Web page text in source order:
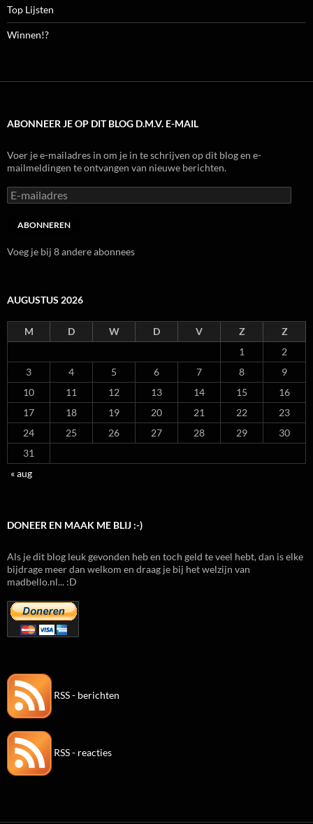
Top Lijsten
Winnen!?
ABONNEER JE OP DIT BLOG D.M.V. E-MAIL
Voer je e-mailadres in om je in te schrijven op dit blog en e-
mailmeldingen te ontvangen van nieuwe berichten.
E-
mailadres
ABONNEREN
Voeg je bij 8 andere abonnees
AUGUSTUS 2026
M D W D V Z
Z
1
2
3
4 5 6 7 8
9
10
11 12 13 14 15
16
17
18 19 20 21 22
23
24
25 26 27 28 29
30
31
« aug
DONEER EN MAAK ME BLIJ :-)
Als je dit blog leuk gevonden heb en toch geld te veel hebt, dan is elke
bijdrage meer dan welkom en draag je bij het welzijn van
madbello.nl... :D
RSS - berichten
RSS - reacties